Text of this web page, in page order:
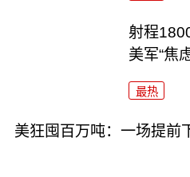
射程
美军“焦
最热
美狂囤百万吨：一场提前